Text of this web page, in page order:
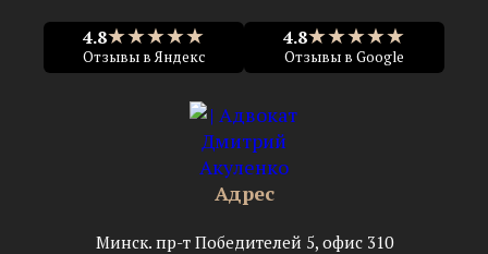
4.8★★★★★
Отзывы в Яндекс
4.8★★★★★
Отзывы в Google
Адрес
Минск. пр-т Победителей 5, офис 310